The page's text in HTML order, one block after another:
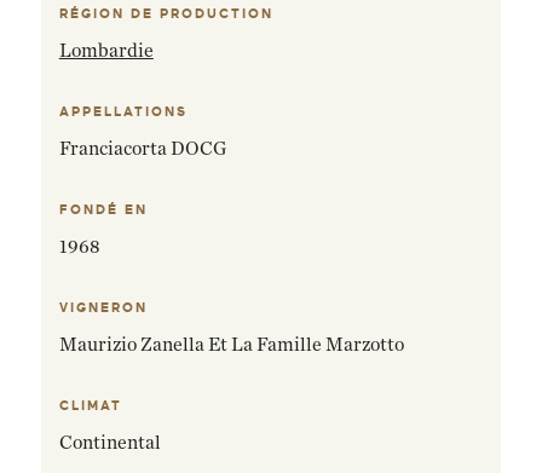
RÉGION DE PRODUCTION
Lombardie
APPELLATIONS
Franciacorta DOCG
FONDÉ EN
1968
VIGNERON
Maurizio Zanella Et La Famille Marzotto
CLIMAT
Continental